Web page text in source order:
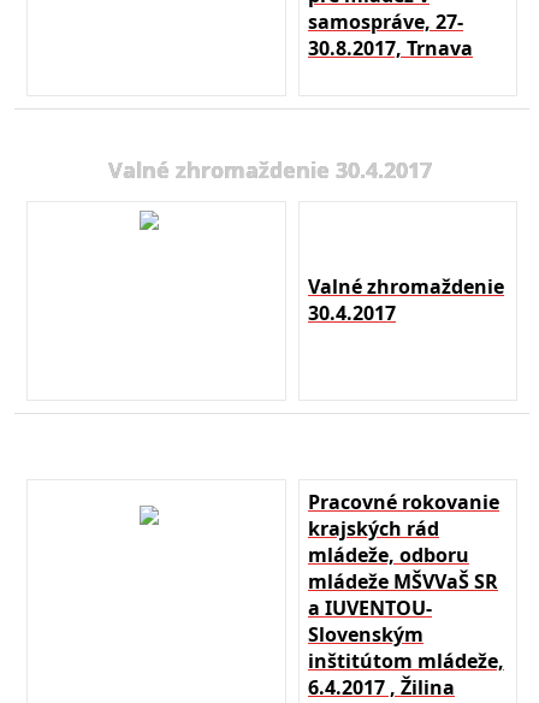
samospráve, 27-
30.8.2017, Trnava
Valné zhromaždenie 30.4.2017
Valné zhromaždenie
30.4.2017
Pracovné rokovanie
krajských rád
mládeže, odboru
mládeže MŠVVaŠ SR
a IUVENTOU-
Slovenským
inštitútom mládeže,
6.4.2017 , Žilina